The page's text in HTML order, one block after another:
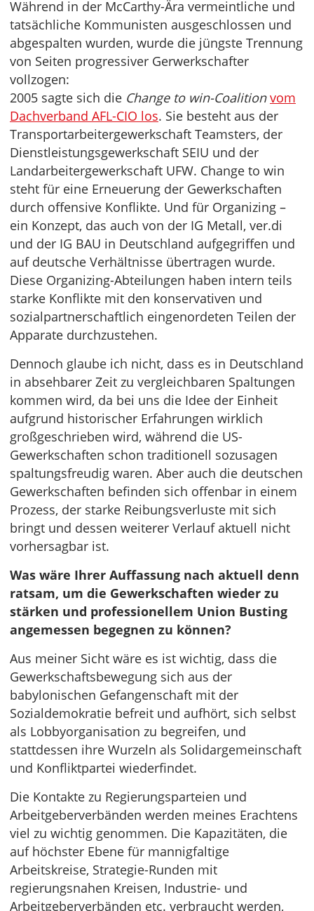
Während in der McCarthy-Ära vermeintliche und
tatsächliche Kommunisten ausgeschlossen und
abgespalten wurden, wurde die jüngste Trennung
von Seiten progressiver Gerwerkschafter
vollzogen:
2005 sagte sich die Change to win-Coalition vom
Dachverband AFL-CIO los. Sie besteht aus der
Transportarbeitergewerkschaft Teamsters, der
Dienstleistungsgewerkschaft SEIU und der
Landarbeitergewerkschaft UFW. Change to win
steht für eine Erneuerung der Gewerkschaften
durch offensive Konflikte. Und für Organizing –
ein Konzept, das auch von der IG Metall, ver.di
und der IG BAU in Deutschland aufgegriffen und
auf deutsche Verhältnisse übertragen wurde.
Diese Organizing-Abteilungen haben intern teils
starke Konflikte mit den konservativen und
sozialpartnerschaftlich eingenordeten Teilen der
Apparate durchzustehen.
Dennoch glaube ich nicht, dass es in Deutschland
in absehbarer Zeit zu vergleichbaren Spaltungen
kommen wird, da bei uns die Idee der Einheit
aufgrund historischer Erfahrungen wirklich
großgeschrieben wird, während die US-
Gewerkschaften schon traditionell sozusagen
spaltungsfreudig waren. Aber auch die deutschen
Gewerkschaften befinden sich offenbar in einem
Prozess, der starke Reibungsverluste mit sich
bringt und dessen weiterer Verlauf aktuell nicht
vorhersagbar ist.
Was wäre Ihrer Auffassung nach aktuell denn
ratsam, um die Gewerkschaften wieder zu
stärken und professionellem Union Busting
angemessen begegnen zu können?
Aus meiner Sicht wäre es ist wichtig, dass die
Gewerkschaftsbewegung sich aus der
babylonischen Gefangenschaft mit der
Sozialdemokratie befreit und aufhört, sich selbst
als Lobbyorganisation zu begreifen, und
stattdessen ihre Wurzeln als Solidargemeinschaft
und Konfliktpartei wiederfindet.
Die Kontakte zu Regierungsparteien und
Arbeitgeberverbänden werden meines Erachtens
viel zu wichtig genommen. Die Kapazitäten, die
auf höchster Ebene für mannigfaltige
Arbeitskreise, Strategie-Runden mit
regierungsnahen Kreisen, Industrie- und
Arbeitgeberverbänden etc. verbraucht werden,